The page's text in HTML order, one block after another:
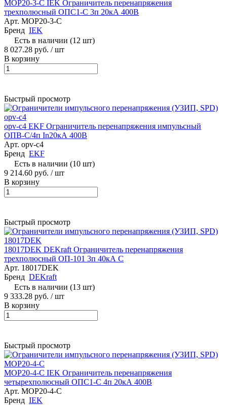
MOP20-3-C IEK Ограничитель перенапряжения
трехполюсный ОПС1-C 3п 20кА 400В
Арт. MOP20-3-C
Бренд IEK
Есть в наличии (12 шт)
8 027.28 руб. / шт
В корзину
Быстрый просмотр
opv-c4 EKF Ограничитель перенапряжения импульсный
ОПВ-C/4п In20кА 400В
Арт. opv-c4
Бренд EKF
Есть в наличии (10 шт)
9 214.60 руб. / шт
В корзину
Быстрый просмотр
18017DEK DEKraft Ограничитель перенапряжения
трехполюсный ОП-101 3п 40кА C
Арт. 18017DEK
Бренд DEKraft
Есть в наличии (13 шт)
9 333.28 руб. / шт
В корзину
Быстрый просмотр
MOP20-4-C IEK Ограничитель перенапряжения
четырехполюсный ОПС1-C 4п 20кА 400В
Арт. MOP20-4-C
Бренд IEK